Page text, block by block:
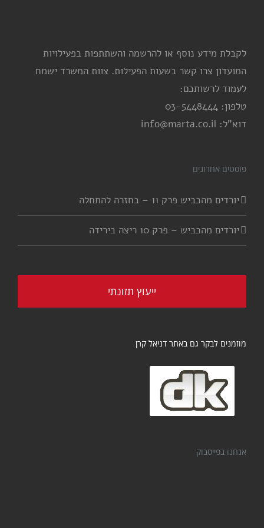
לקבלת מידע נוסף או להרשמה והשתתפות בפעילויות
המועדון צרו קשר בשעות הפעילות. צוות המשרד ישמח
לעמוד לרשותכם:
טלפון: 03-5448444
דוא"ל: info@marta.co.il
פוסטים אחרונים
יורדים מהכביש פרק 11 – בחזרה להתחלה
יורדים מהכביש – פרק 10 ריצה בירידה
ייעוץ תזונתי
מוזמנים לבקר גם באתר דניאל קרן
אנחנו בפייסבוק